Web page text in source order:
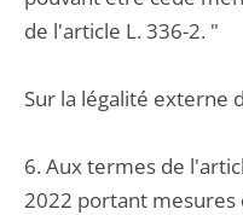
de l'article L. 336-2. "
Sur la légalité externe
6. Aux termes de
2022 portant